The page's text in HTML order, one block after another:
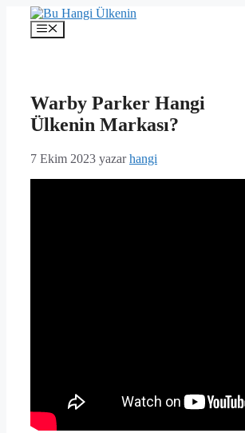
İçeriğe
Menü
Warby Parker Hangi
Ülkenin Markası?
7 Ekim 2023 yazarhangi